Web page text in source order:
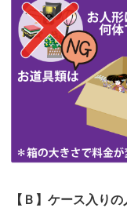
てくださる...
第62回人形供
第61回人形供
第60回人形供
第59回人形供
第58回人形供
【Ｂ】ケース入りの